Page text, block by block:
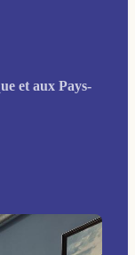
et aux Pays-